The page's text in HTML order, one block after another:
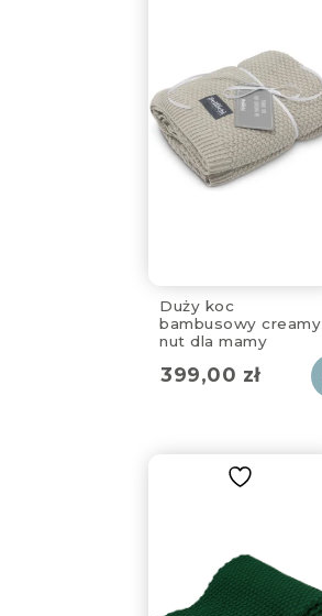
Duży koc
bambusowy creamy
nut dla mamy
399,00 zł